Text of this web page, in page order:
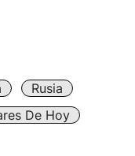
Rusia
De Hoy